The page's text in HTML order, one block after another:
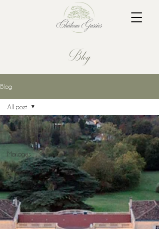
Blog
Blog
All post
Séminaires
Mariages
Tours
All post